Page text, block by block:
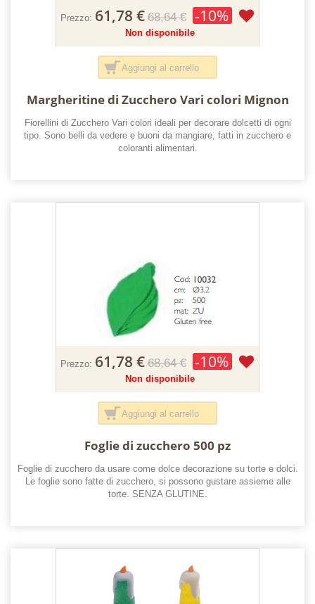
Prezzo: 61,78 € 68,64 € -10%
Non disponibile
Aggiungi al carrello
Margheritine di Zucchero Vari colori Mignon
Fiorellini di Zucchero Vari colori ideali per decorare dolcetti di ogni
tipo. Sono belli da vedere e buoni da mangiare, fatti in zucchero e
coloranti alimentari.
Prezzo: 61,78 € 68,64 € -10%
Non disponibile
Aggiungi al carrello
Foglie di zucchero 500 pz
Foglie di zucchero da usare come dolce decorazione su torte e dolci.
Le foglie sono fatte di zucchero, si possono gustare assieme alle
torte. SENZA GLUTINE.